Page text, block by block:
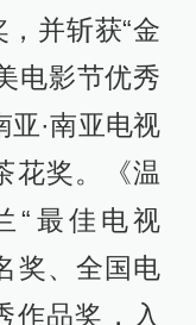
并斩获“金
电影节优秀
亚·南亚电视
花奖。《温
“最佳电视
奖、全国电
作品奖，入